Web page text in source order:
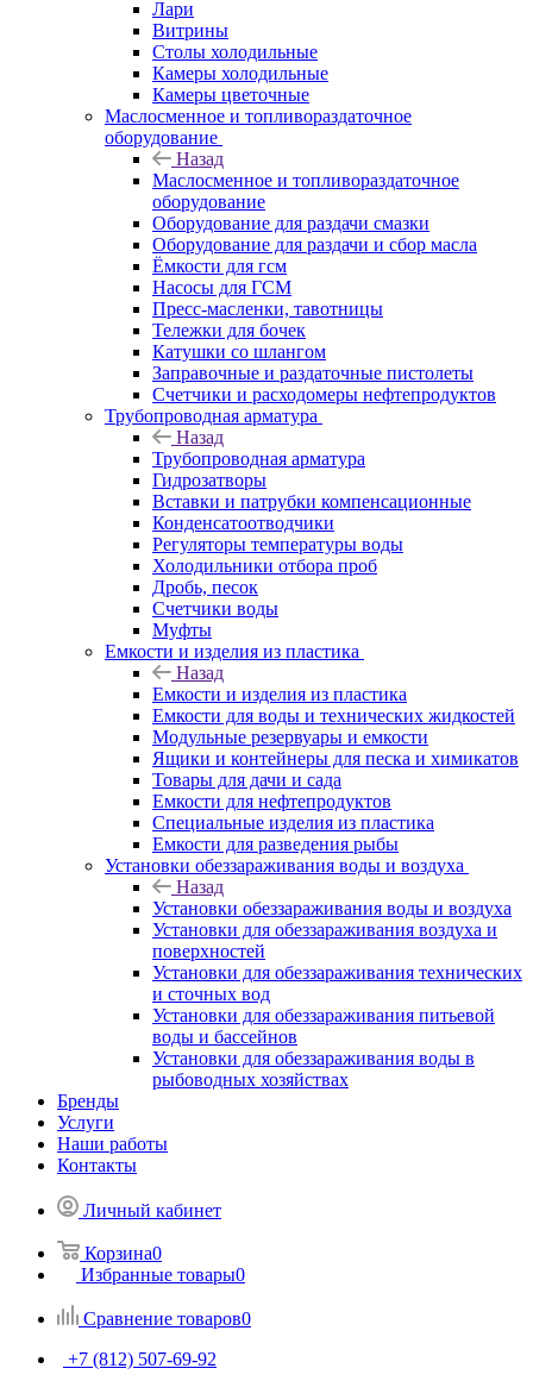
Лари
Витрины
Столы холодильные
Камеры холодильные
Камеры цветочные
Маслосменное и топливораздаточное
оборудование
Назад
Маслосменное и топливораздаточное
оборудование
Оборудование для раздачи смазки
Оборудование для раздачи и сбор масла
Ёмкости для гсм
Насосы для ГСМ
Пресс-масленки, тавотницы
Тележки для бочек
Катушки со шлангом
Заправочные и раздаточные пистолеты
Счетчики и расходомеры нефтепродуктов
Трубопроводная арматура
Назад
Трубопроводная арматура
Гидрозатворы
Вставки и патрубки компенсационные
Конденсатоотводчики
Регуляторы температуры воды
Холодильники отбора проб
Дробь, песок
Счетчики воды
Муфты
Емкости и изделия из пластика
Назад
Емкости и изделия из пластика
Емкости для воды и технических жидкостей
Модульные резервуары и емкости
Ящики и контейнеры для песка и химикатов
Товары для дачи и сада
Емкости для нефтепродуктов
Специальные изделия из пластика
Емкости для разведения рыбы
Установки обеззараживания воды и воздуха
Назад
Установки обеззараживания воды и воздуха
Установки для обеззараживания воздуха и
поверхностей
Установки для обеззараживания технических
и сточных вод
Установки для обеззараживания питьевой
воды и бассейнов
Установки для обеззараживания воды в
рыбоводных хозяйствах
Бренды
Услуги
Наши работы
Контакты
Личный кабинет
Корзина0
Избранные товары0
Сравнение товаров0
+7 (812) 507-69-92